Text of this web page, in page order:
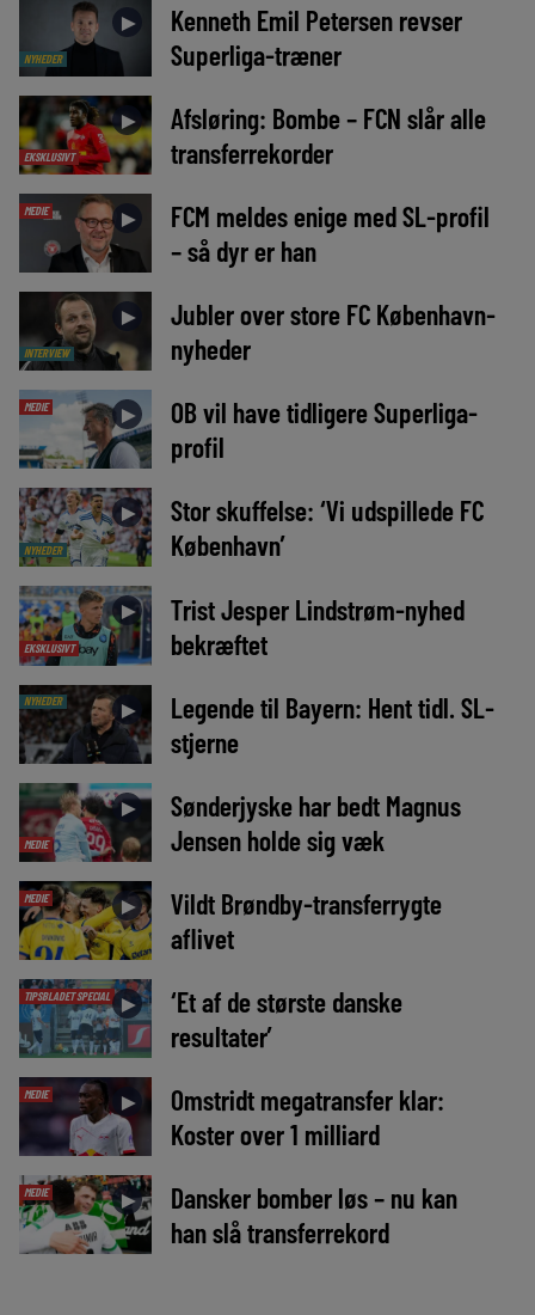
NYHEDER
►
Kenneth Emil Petersen revser
Superliga-træner
EKSKLUSIVT
►
Afsløring: Bombe – FCN slår alle
transferrekorder
MEDIE ►
FCM meldes enige med SL-profil
– så dyr er han
INTERVIEW
►
Jubler over store FC København-
nyheder
MEDIE ►
OB vil have tidligere Superliga-
profil
NYHEDER
►
Stor skuffelse: ‘Vi udspillede FC
København’
EKSKLUSIVT
►
Trist Jesper Lindstrøm-nyhed
bekræftet
NYHEDER ►
Legende til Bayern: Hent tidl. SL-
stjerne
MEDIE
►
Sønderjyske har bedt Magnus
Jensen holde sig væk
MEDIE ►
Vildt Brøndby-transferrygte
aflivet
TIPSBLADET SPECIAL ►
‘Et af de største danske
resultater’
MEDIE ►
Omstridt megatransfer klar:
Koster over 1 milliard
MEDIE ►
Dansker bomber løs – nu kan
han slå transferrekord